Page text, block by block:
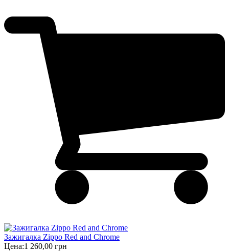
Зажигалка Zippo Red and Chrome
Цена:1 260,00 грн